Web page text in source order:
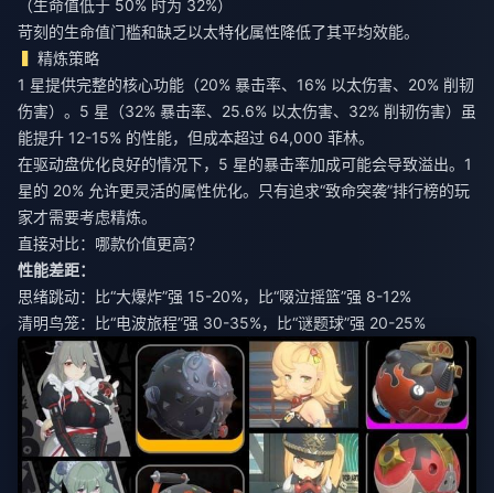
（生命值低于 50% 时为 32%）
苛刻的生命值门槛和缺乏以太特化属性降低了其平均效能。
精炼策略
1 星提供完整的核心功能（20% 暴击率、16% 以太伤害、20% 削韧
伤害）。5 星（32% 暴击率、25.6% 以太伤害、32% 削韧伤害）虽
能提升 12-15% 的性能，但成本超过 64,000 菲林。
在驱动盘优化良好的情况下，5 星的暴击率加成可能会导致溢出。1
星的 20% 允许更灵活的属性优化。只有追求“致命突袭”排行榜的玩
家才需要考虑精炼。
直接对比：哪款价值更高？
性能差距：
思绪跳动：比“大爆炸”强 15-20%，比“啜泣摇篮”强 8-12%
清明鸟笼：比“电波旅程”强 30-35%，比“谜题球”强 20-25%